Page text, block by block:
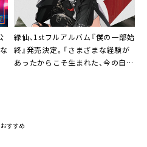
緑仙、1stフルアルバム『僕の一部始
終』発売決定。「さまざまな経験が
あったからこそ生まれた、今の自分
すすめ